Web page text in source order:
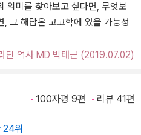
의미를 찾아보고 싶다면, 무엇보
그 해답은 고고학에 있을 가능성
딘 역사 MD 박태근 (2019.07.02)
100자평 9편 리뷰 41편
24위